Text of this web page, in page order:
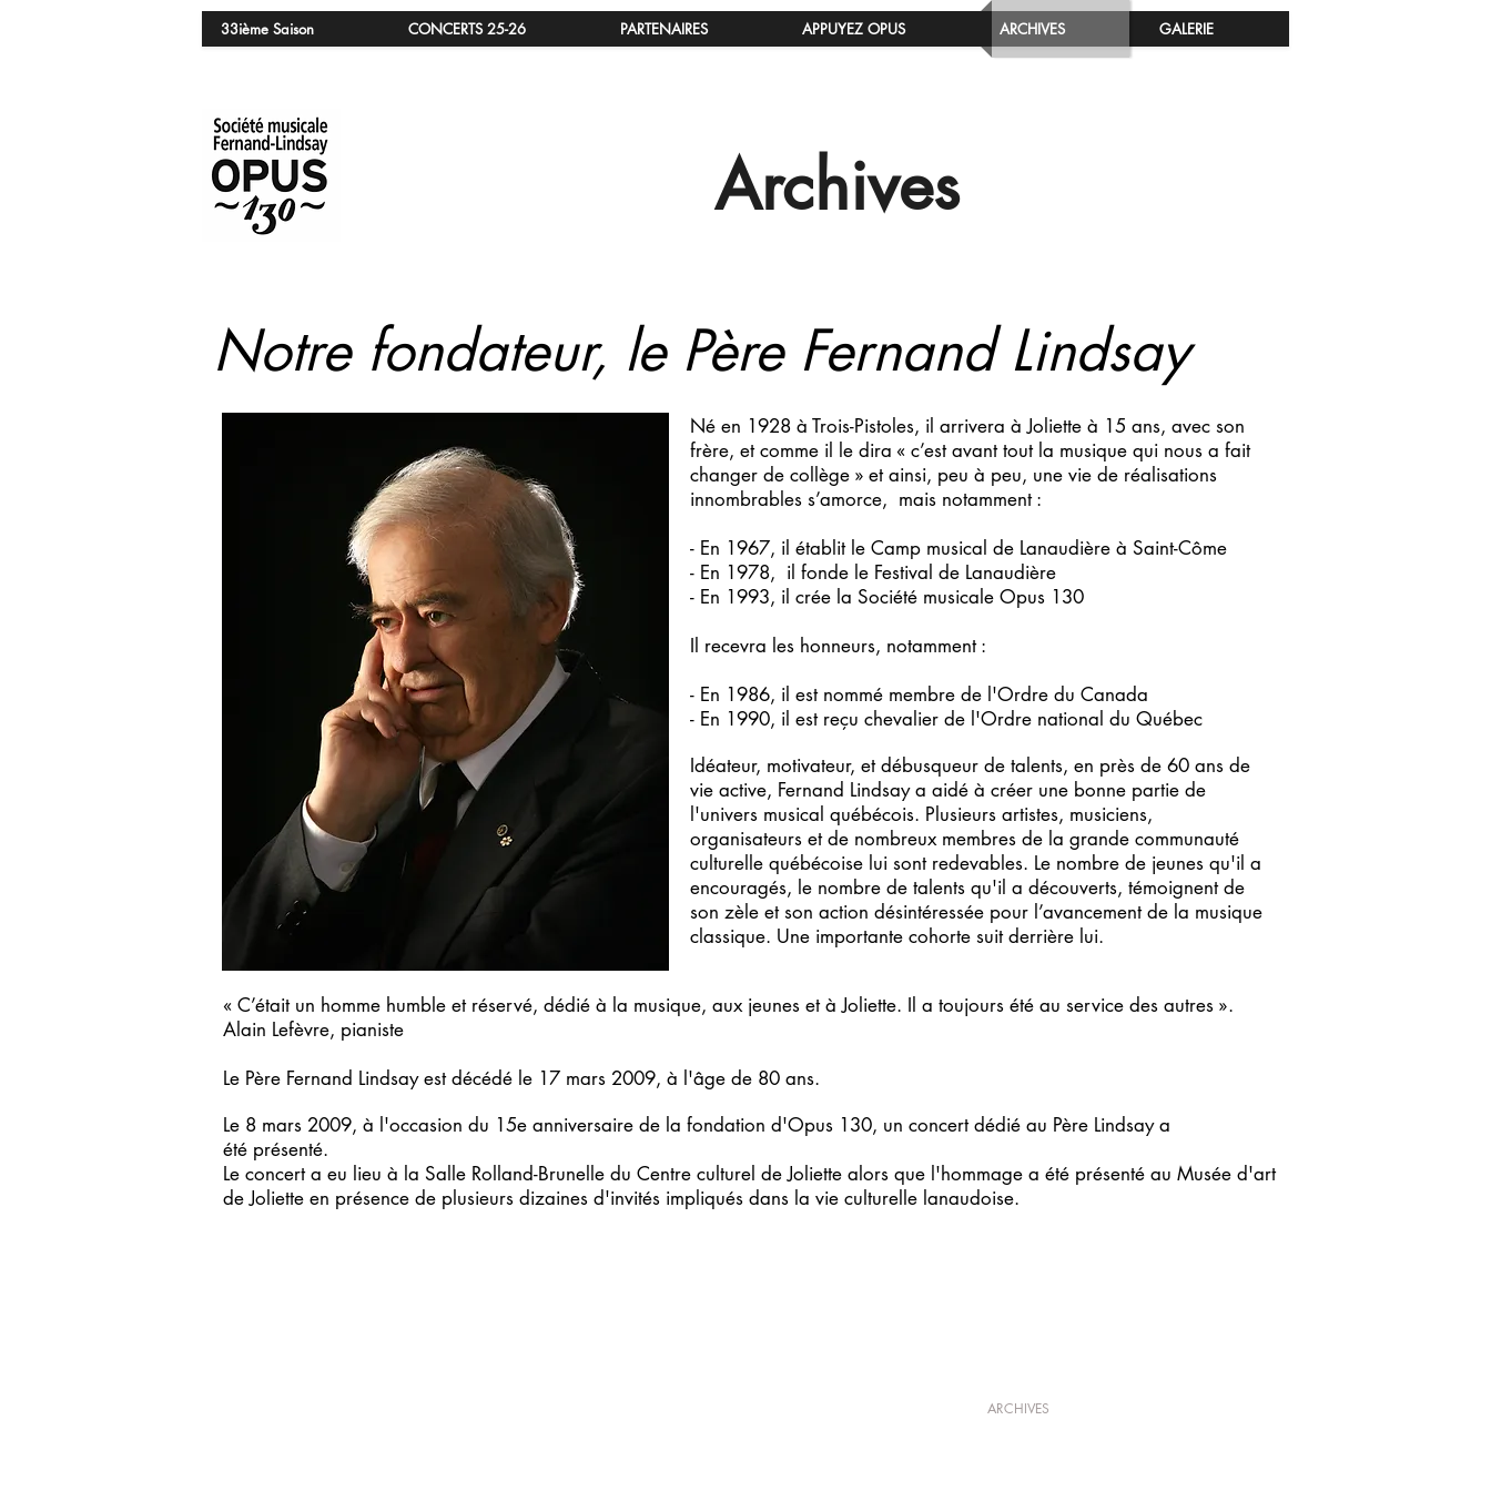
33ième Saison CONCERTS 25-26 PARTENAIRES APPUYEZ OPUS ARCHIVES GALERIE
Archives
Notre fondateur, le Père Fernand Lindsay
Né en 1928 à Trois-Pistoles, il arrivera à Joliette à 15 ans, avec son
frère, et comme il le dira « c’est avant tout la musique qui nous a fait
changer de collège » et ainsi, peu à peu, une vie de réalisations
innombrables s’amorce, mais notamment :
- En 1967, il établit le Camp musical de Lanaudière à Saint-Côme
- En 1978, il fonde le Festival de Lanaudière
- En 1993, il crée la Société musicale Opus 130
Il recevra les honneurs, notamment :
- En 1986, il est nommé membre de l'Ordre du Canada
- En 1990, il est reçu chevalier de l'Ordre national du Québec
Idéateur, motivateur, et débusqueur de talents, en près de 60 ans de
vie active, Fernand Lindsay a aidé à créer une bonne partie de
l'univers musical québécois. Plusieurs artistes, musiciens,
organisateurs et de nombreux membres de la grande communauté
culturelle québécoise lui sont redevables. Le nombre de jeunes qu'il a
encouragés, le nombre de talents qu'il a découverts, témoignent de
son zèle et son action désintéressée pour l’avancement de la musique
classique. Une importante cohorte suit derrière lui.
« C’était un homme humble et réservé, dédié à la musique, aux jeunes et à Joliette. Il a toujours été au service des autres ».
Alain Lefèvre, pianiste
Le Père Fernand Lindsay est décédé le 17 mars 2009, à l'âge de 80 ans.
Le 8 mars 2009, à l'occasion du 15e anniversaire de la fondation d'Opus 130, un concert dédié au Père Lindsay a
été présenté.
Le concert a eu lieu à la Salle Rolland-Brunelle du Centre culturel de Joliette alors que l'hommage a été présenté au Musée d'art
de Joliette en présence de plusieurs dizaines d'invités impliqués dans la vie culturelle lanaudoise.
ARCHIVES